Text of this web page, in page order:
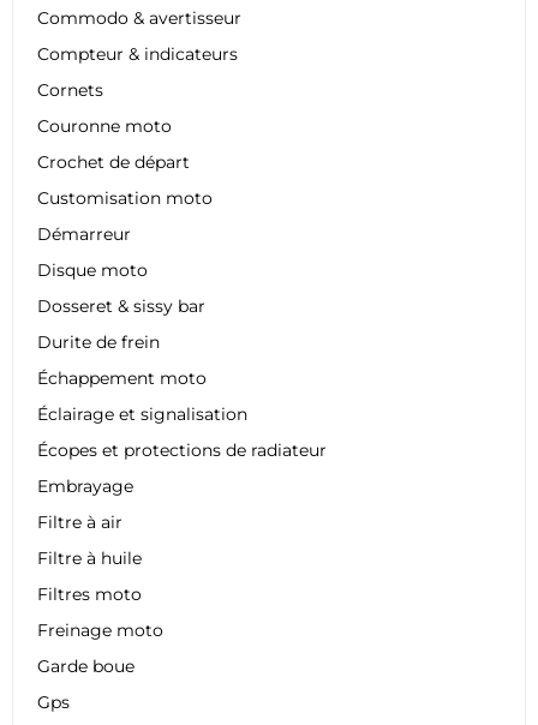
Commodo & avertisseur
Compteur & indicateurs
Cornets
Couronne moto
Crochet de départ
Customisation moto
Démarreur
Disque moto
Dosseret & sissy bar
Durite de frein
Échappement moto
Éclairage et signalisation
Écopes et protections de radiateur
Embrayage
Filtre à air
Filtre à huile
Filtres moto
Freinage moto
Garde boue
Gps